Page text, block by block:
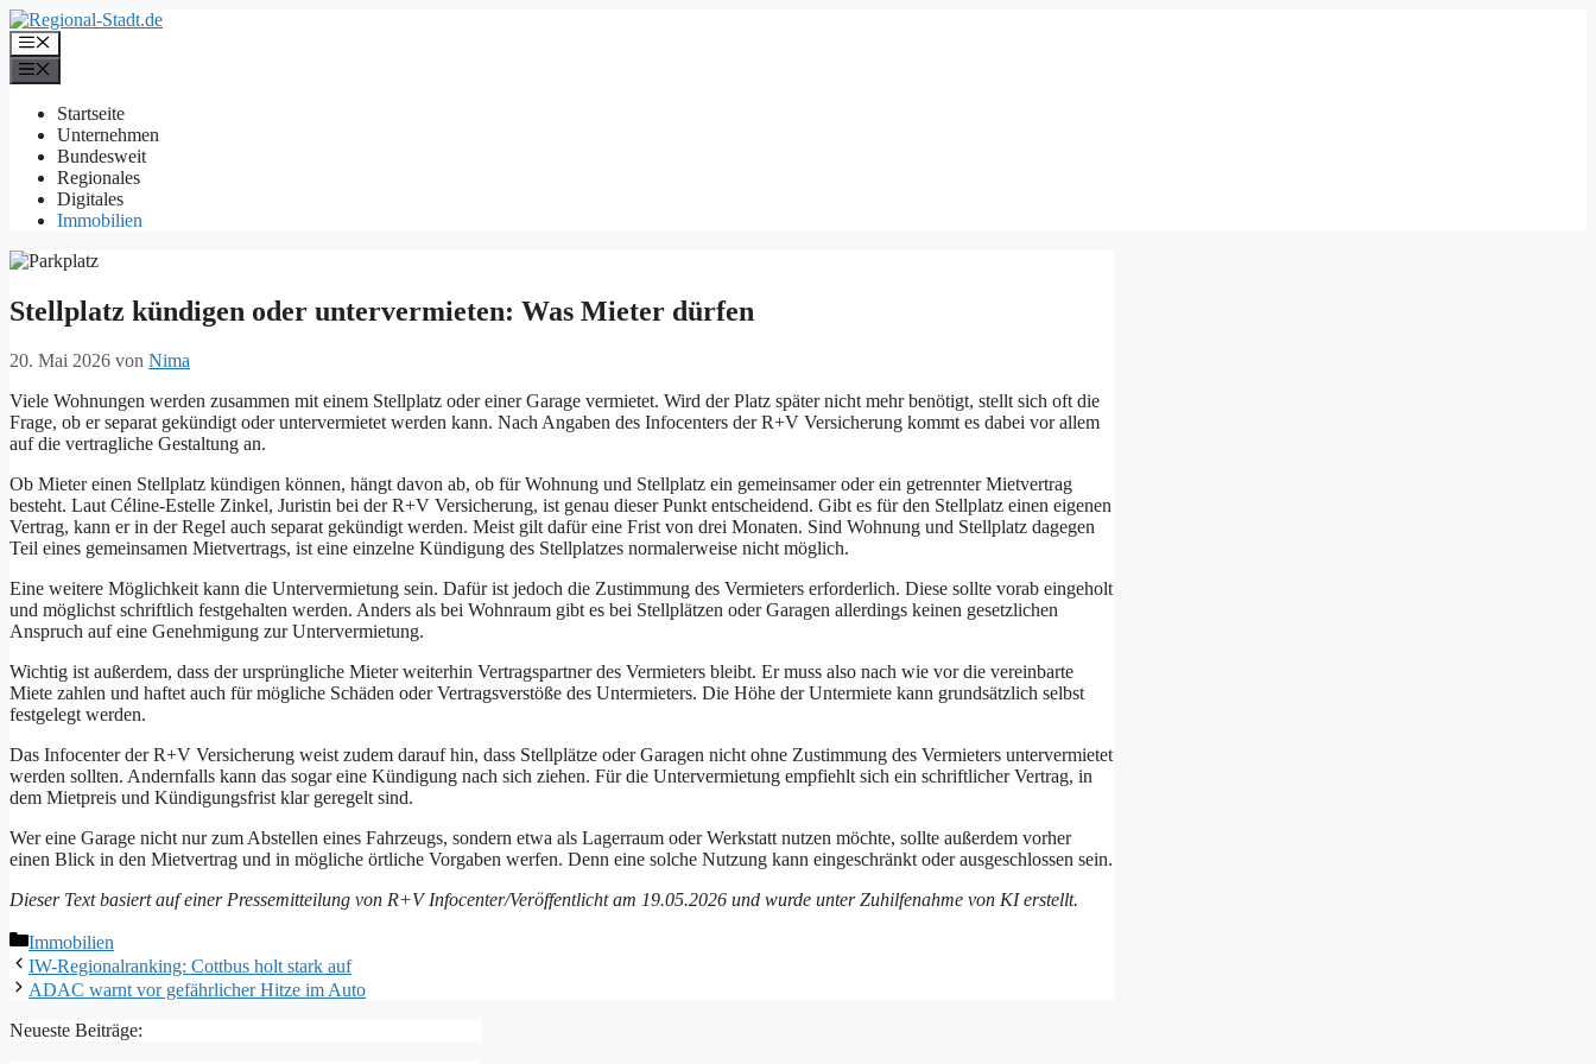
Zum
Inhalt
springen
Menü
Startseite
Unternehmen
Bundesweit
Regionales
Digitales
Immobilien
Stellplatz kündigen oder untervermieten: Was Mieter dürfen
20. Mai 2026 von Nima
Viele Wohnungen werden zusammen mit einem Stellplatz oder einer Garage vermietet. Wird der Platz später nicht mehr benötigt, stellt sich oft die
Frage, ob er separat gekündigt oder untervermietet werden kann. Nach Angaben des Infocenters der R+V Versicherung kommt es dabei vor allem
auf die vertragliche Gestaltung an.
Ob Mieter einen Stellplatz kündigen können, hängt davon ab, ob für Wohnung und Stellplatz ein gemeinsamer oder ein getrennter Mietvertrag
besteht. Laut Céline-Estelle Zinkel, Juristin bei der R+V Versicherung, ist genau dieser Punkt entscheidend. Gibt es für den Stellplatz einen eigenen
Vertrag, kann er in der Regel auch separat gekündigt werden. Meist gilt dafür eine Frist von drei Monaten. Sind Wohnung und Stellplatz dagegen
Teil eines gemeinsamen Mietvertrags, ist eine einzelne Kündigung des Stellplatzes normalerweise nicht möglich.
Eine weitere Möglichkeit kann die Untervermietung sein. Dafür ist jedoch die Zustimmung des Vermieters erforderlich. Diese sollte vorab eingeholt
und möglichst schriftlich festgehalten werden. Anders als bei Wohnraum gibt es bei Stellplätzen oder Garagen allerdings keinen gesetzlichen
Anspruch auf eine Genehmigung zur Untervermietung.
Wichtig ist außerdem, dass der ursprüngliche Mieter weiterhin Vertragspartner des Vermieters bleibt. Er muss also nach wie vor die vereinbarte
Miete zahlen und haftet auch für mögliche Schäden oder Vertragsverstöße des Untermieters. Die Höhe der Untermiete kann grundsätzlich selbst
festgelegt werden.
Das Infocenter der R+V Versicherung weist zudem darauf hin, dass Stellplätze oder Garagen nicht ohne Zustimmung des Vermieters untervermietet
werden sollten. Andernfalls kann das sogar eine Kündigung nach sich ziehen. Für die Untervermietung empfiehlt sich ein schriftlicher Vertrag, in
dem Mietpreis und Kündigungsfrist klar geregelt sind.
Wer eine Garage nicht nur zum Abstellen eines Fahrzeugs, sondern etwa als Lagerraum oder Werkstatt nutzen möchte, sollte außerdem vorher
einen Blick in den Mietvertrag und in mögliche örtliche Vorgaben werfen. Denn eine solche Nutzung kann eingeschränkt oder ausgeschlossen sein.
Dieser Text basiert auf einer Pressemitteilung von R+V Infocenter/Veröffentlicht am 19.05.2026 und wurde unter Zuhilfenahme von KI erstellt.
Kategorien
Immobilien
IW-Regionalranking: Cottbus holt stark auf
ADAC warnt vor gefährlicher Hitze im Auto
Neueste Beiträge: